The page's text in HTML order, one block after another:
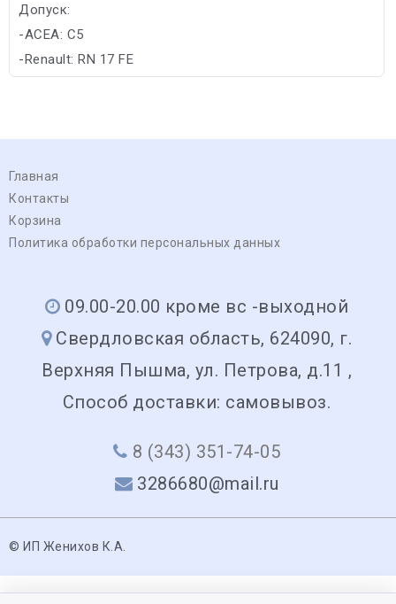
Допуск:
-ACEA: C5
-Renault: RN 17 FE
Главная
Контакты
Корзина
Политика обработки персональных данных
09.00-20.00 кроме вс -выходной
Свердловская область, 624090, г.
Верхняя Пышма, ул. Петрова, д.11 ,
Способ доставки: самовывоз.
8 (343) 351-74-05
3286680@mail.ru
© ИП Женихов К.А.